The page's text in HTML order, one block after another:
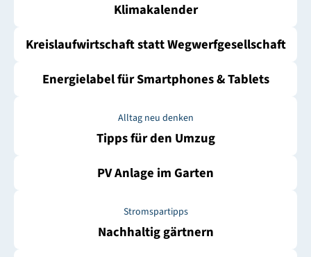
Klimakalender
Kreislaufwirtschaft statt Wegwerfgesellschaft
Energielabel für Smartphones & Tablets
Alltag neu denken
Tipps für den Umzug
PV Anlage im Garten
Stromspartipps
Nachhaltig gärtnern